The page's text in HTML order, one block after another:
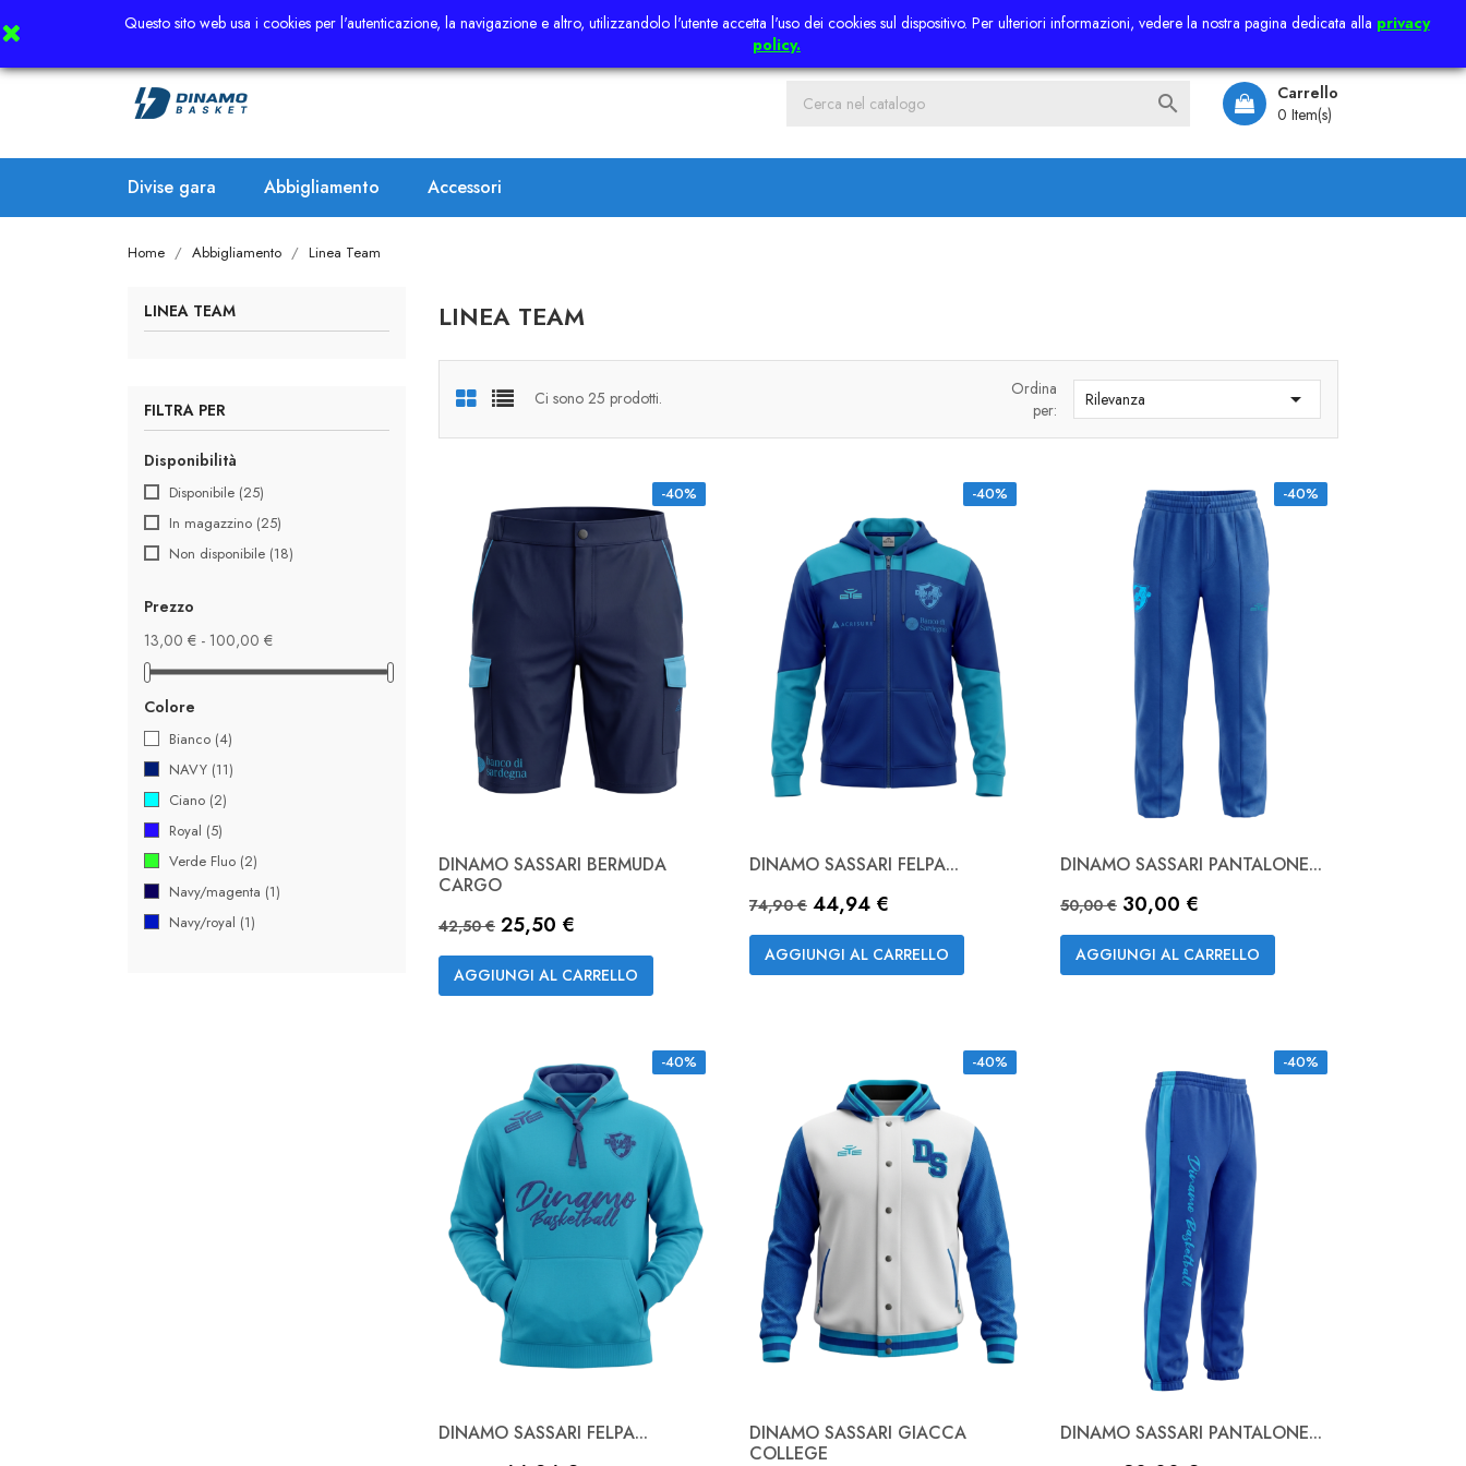
Questo sito web usa i cookies per l'autenticazione, la navigazione e altro, utilizzandolo l'utente accetta l'uso dei cookies sul dispositivo. Per ulteriori informazioni, vedere la nostra pagina dedicata alla privacy
policy.
Accedi
Carrello
0 Item(s)

Divise gara Abbigliamento Accessori
Home Abbigliamento Linea Team
LINEA TEAM
FILTRA PER
Disponibilità
Disponibile (25)
In magazzino (25)
Non disponibile (18)
Prezzo
13,00 € - 100,00 €
Colore
Bianco (4)
NAVY (11)
Ciano (2)
Royal (5)
Verde Fluo (2)
Navy/magenta (1)
Navy/royal (1)
LINEA TEAM
Ci sono 25 prodotti.
Ordina
per:
Rilevanza 
-40%
Anteprima
DINAMO SASSARI BERMUDA
CARGO
Prezzo base
42,50 € Prezzo
25,50 €
AGGIUNGI AL CARRELLO
-40%
 Anteprima
DINAMO SASSARI FELPA...
Prezzo base
74,90 € Prezzo
44,94 €
AGGIUNGI AL CARRELLO
-40%
Anteprima
DINAMO SASSARI PANTALONE...
Prezzo base
50,00 € Prezzo
30,00 €
AGGIUNGI AL CARRELLO
-40%
Anteprima
DINAMO SASSARI FELPA...
-40%
DINAMO SASSARI GIACCA
COLLEGE
-40%
DINAMO SASSARI PANTALONE...